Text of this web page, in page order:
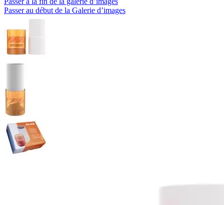
Passer au début de la Galerie d’images